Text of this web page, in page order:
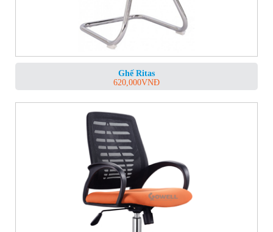
Ghế Ritas
620,000VNĐ